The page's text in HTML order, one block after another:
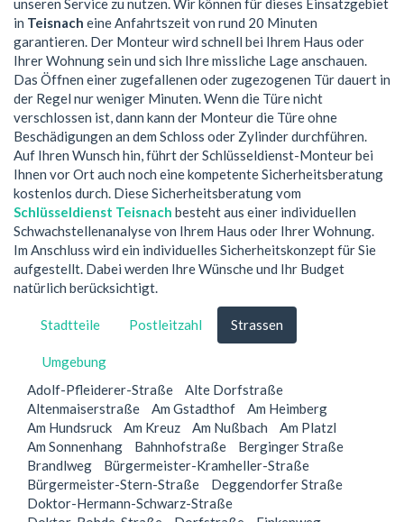
unseren Service zu nutzen. Wir können für dieses Einsatzgebiet
in Teisnach eine Anfahrtszeit von rund 20 Minuten
garantieren. Der Monteur wird schnell bei Ihrem Haus oder
Ihrer Wohnung sein und sich Ihre missliche Lage anschauen.
Das Öffnen einer zugefallenen oder zugezogenen Tür dauert in
der Regel nur weniger Minuten. Wenn die Türe nicht
verschlossen ist, dann kann der Monteur die Türe ohne
Beschädigungen an dem Schloss oder Zylinder durchführen.
Auf Ihren Wunsch hin, führt der Schlüsseldienst-Monteur bei
Ihnen vor Ort auch noch eine kompetente Sicherheitsberatung
kostenlos durch. Diese Sicherheitsberatung vom
Schlüsseldienst Teisnach besteht aus einer individuellen
Schwachstellenanalyse von Ihrem Haus oder Ihrer Wohnung.
Im Anschluss wird ein individuelles Sicherheitskonzept für Sie
aufgestellt. Dabei werden Ihre Wünsche und Ihr Budget
natürlich berücksichtigt.
Stadtteile Postleitzahl Strassen
Umgebung
Adolf-Pfleiderer-Straße
Alte Dorfstraße
Altenmaiserstraße
Am Gstadthof
Am Heimberg
Am Hundsruck
Am Kreuz Am Nußbach
Am Platzl
Am Sonnenhang
Bahnhofstraße
Berginger Straße
Brandlweg
Bürgermeister-Kramheller-Straße
Bürgermeister-Stern-Straße
Deggendorfer Straße
Doktor-Hermann-Schwarz-Straße